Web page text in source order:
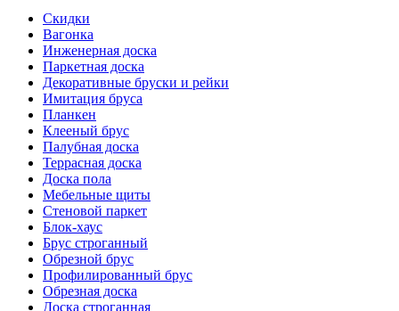
Скидки
Вагонка
Инженерная доска
Паркетная доска
Декоративные бруски и рейки
Имитация бруса
Планкен
Клееный брус
Палубная доска
Террасная доска
Доска пола
Мебельные щиты
Стеновой паркет
Блок-хаус
Брус строганный
Обрезной брус
Профилированный брус
Обрезная доска
Доска строганная